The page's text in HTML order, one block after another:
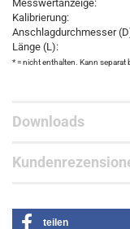
Messwertanzeige:
Kalibrierung:
Anschlagdurchmesser
Länge (L):
* = nicht enthalten. Kann separat
Downloads
teilen